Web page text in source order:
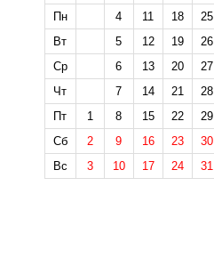
Пн
4 11 18
25
Вт
5 12 19
26
Ср
6 13 20
27
Чт
7 14 21
28
Пт
1 8 15 22
29
Сб
2 9 16 23
30
Вс
3 10 17 24 31